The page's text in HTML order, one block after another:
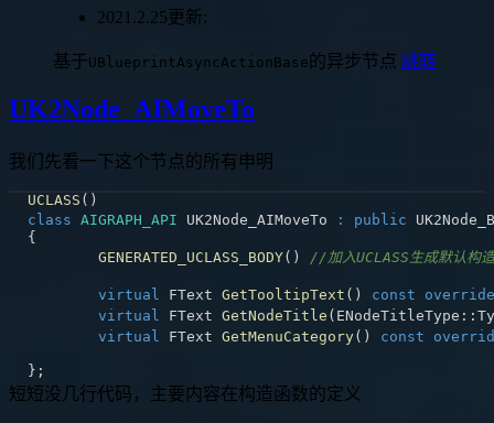
2021.2.25更新:
基于UBlueprintAsyncActionBase的异步节点 跳转
UK2Node_AIMoveTo
我们先看一下这个节点的所有申明
UCLASS ( )
class AIGRAPH_API UK2Node_AIMoveTo : public
{
GENERATED_UCLASS_BODY( ) //加入UCLASS生成默认构
virtual FText GetTooltipText ( ) const
override
virtual FText GetNodeTitle ( ENodeTitleType ::
virtual FText GetMenuCategory( ) const
} ;
短短没几行代码，主要内容在构造函数的定义